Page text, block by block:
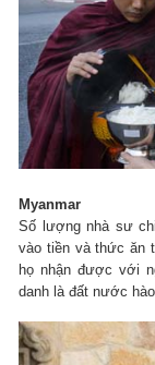
Myanmar
Số lượng nhà sư
vào tiền và thức ăn
họ nhận được với
danh là đất nước